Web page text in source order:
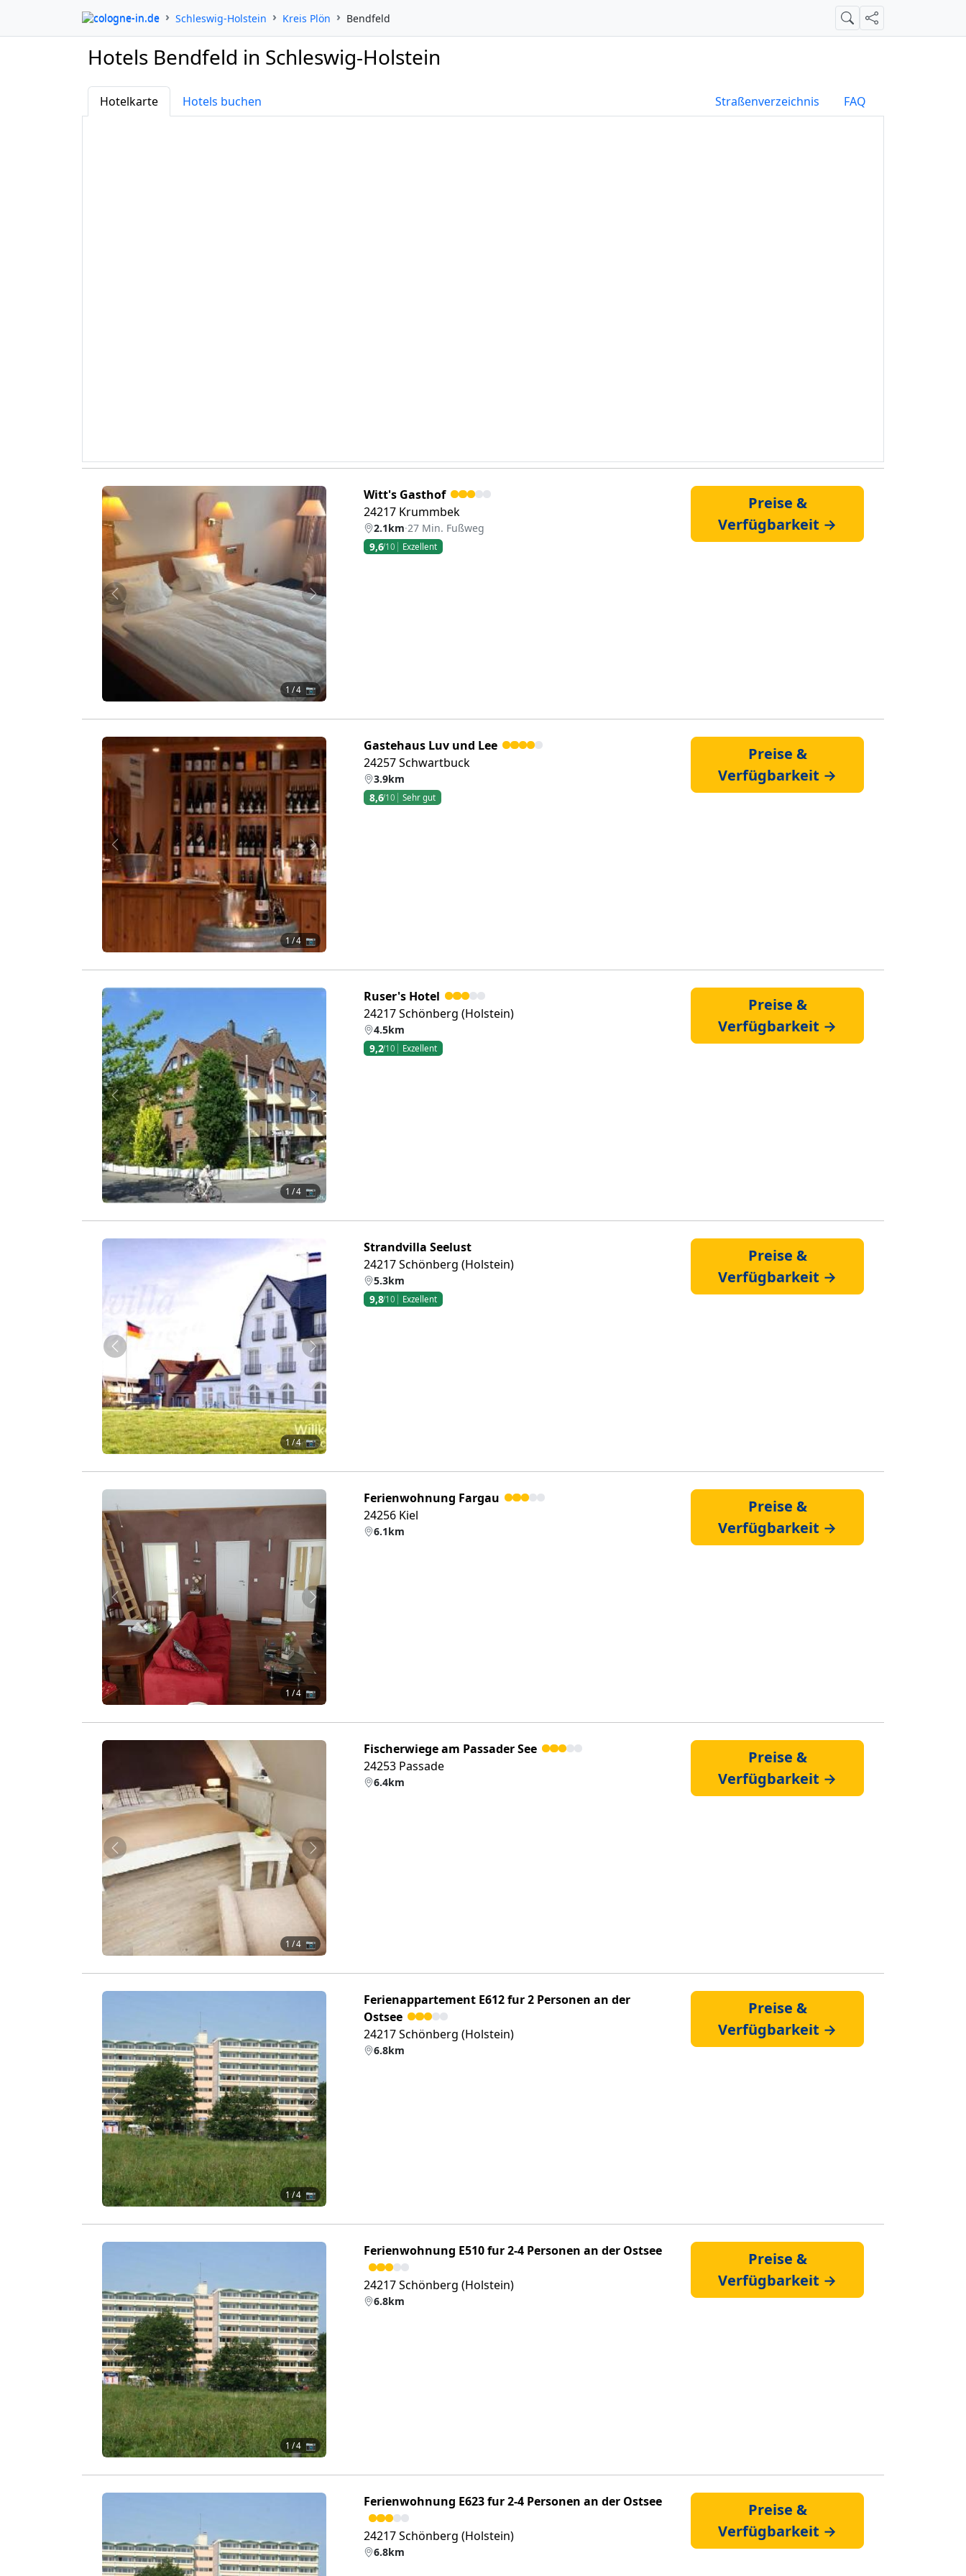
cologne-in.de Schleswig-Holstein Kreis Plön Bendfeld SucheTeilen
Hotels Bendfeld in Schleswig-Holstein
Hotelkarte Hotels buchen Straßenverzeichnis FAQ
Zurück Weiter
1 / 4 📷
Witt's Gasthof
24217 Krummbek
2.1km·27 Min. Fußweg
9,6/10 Exzellent
Preise &
Verfügbarkeit →
Zurück Weiter
1/ 4 📷
Gastehaus Luv und Lee
24257 Schwartbuck
3.9km
8,6/10 Sehr gut
Preise &
Verfügbarkeit →
Zurück Weiter
1 / 4 📷
Ruser's Hotel
24217 Schönberg (Holstein)
4.5km
9,2/10 Exzellent
Preise &
Verfügbarkeit →
Zurück Weiter
1 / 4 📷
Strandvilla Seelust
24217 Schönberg (Holstein)
5.3km
9,8/10 Exzellent
Preise &
Verfügbarkeit →
Zurück Weiter
1 / 4 📷
Ferienwohnung Fargau
24256 Kiel
6.1km
Preise &
Verfügbarkeit →
Zurück Weiter
1 / 4 📷
Fischerwiege am Passader See
24253 Passade
6.4km
Preise &
Verfügbarkeit →
Zurück Weiter
1 / 4 📷
Ferienappartement E612 fur 2 Personen an der
Ostsee
24217 Schönberg (Holstein)
6.8km
Preise &
Verfügbarkeit →
Zurück Weiter
1 / 4 📷
Ferienwohnung E510 fur 2-4 Personen an der Ostsee
24217 Schönberg (Holstein)
6.8km
Preise &
Verfügbarkeit →
Ferienwohnung E623 fur 2-4 Personen an der Ostsee
24217 Schönberg (Holstein)
6.8km
Preise &
Verfügbarkeit →